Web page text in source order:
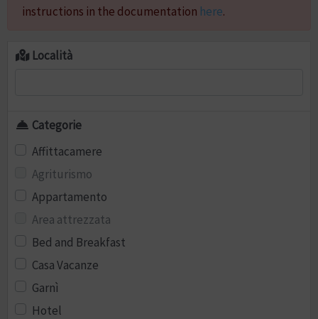
instructions in the documentation here.
Località
Categorie
Affittacamere
Agriturismo
Appartamento
Area attrezzata
Bed and Breakfast
Casa Vacanze
Garnì
Hotel